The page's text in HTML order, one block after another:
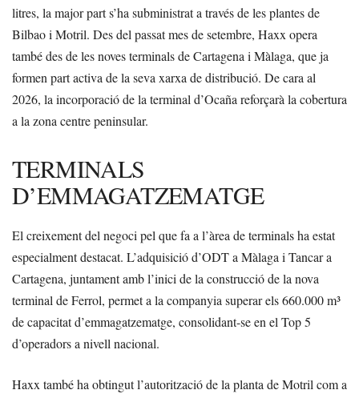
litres, la major part s’ha subministrat a través de les plantes de
Bilbao i Motril. Des del passat mes de setembre, Haxx opera
també des de les noves terminals de Cartagena i Màlaga, que ja
formen part activa de la seva xarxa de distribució. De cara al
2026, la incorporació de la terminal d’Ocaña reforçarà la cobertura
a la zona centre peninsular.
TERMINALS
D’EMMAGATZEMATGE
El creixement del negoci pel que fa a l’àrea de terminals ha estat
especialment destacat. L’adquisició d’ODT a Màlaga i Tancar a
Cartagena, juntament amb l’inici de la construcció de la nova
terminal de Ferrol, permet a la companyia superar els 660.000 m³
de capacitat d’emmagatzematge, consolidant-se en el Top 5
d’operadors a nivell nacional.
Haxx també ha obtingut l’autorització de la planta de Motril com a